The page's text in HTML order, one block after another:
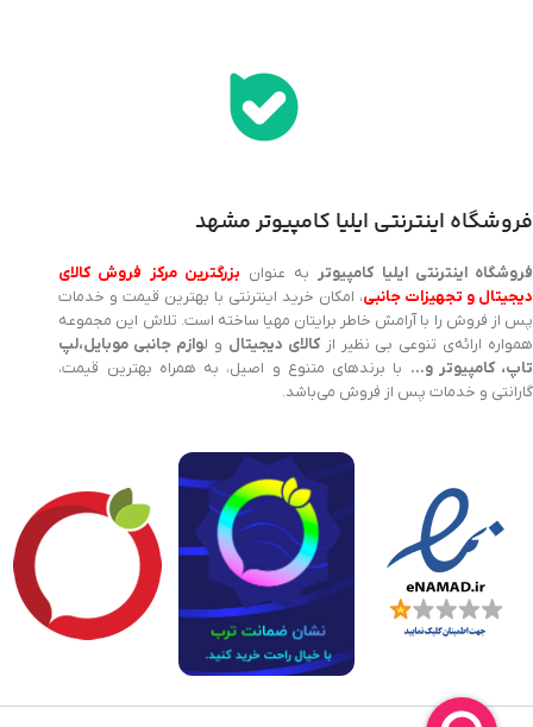
فروشگاه اینترنتی ایلیا کامپیوتر مشهد
فروشگاه اینترنتی ایلیا کامپیوتر به عنوان بزرگترین مرکز فروش کالای
دیجیتال و تجهیزات جانبی، امکان خرید اینترنتی با بهترین قیمت و خدمات
پس از فروش را با آرامش خاطر برایتان مهیا ساخته است. تلاش این مجموعه
همواره ارائه‌ی تنوعی بی نظیر ازکالای دیجیتال و لوازم جانبی موبایل،لپ
تاپ، کامپیوتر و… با برندهای متنوع و اصیل، به همراه بهترین قیمت،
گارانتی و خدمات پس از فروش می‌باشد.
کوله